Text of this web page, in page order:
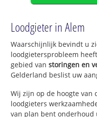
Loodgieter in Alem
Waarschijnlijk bevindt u
loodgietersprobleem
gebied vanstoringen en
Gelderland beslist uw
Wij zijn op de hoogte van
loodgieters
van plan bent